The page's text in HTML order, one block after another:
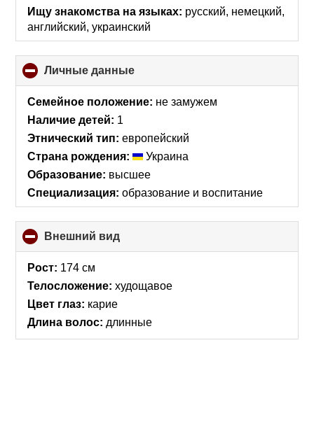
Ищу знакомства на языках: русский, немецкий,
английский, украинский
Личные данные
to
collapse
Семейное положение: не замужем
Наличие детей: 1
Этнический тип: европейский
Страна рождения:
Украина
Образование: высшее
Специализация: образование и воспитание
Внешний вид
to
Рост: 174 см
Телосложение: худощавое
Цвет глаз: карие
Длина волос: длинные